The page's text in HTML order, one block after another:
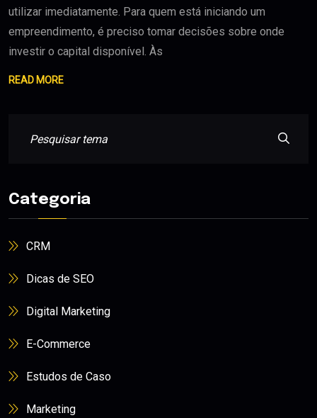
utilizar imediatamente. Para quem está iniciando um
empreendimento, é preciso tomar decisões sobre onde
investir o capital disponível. Às
READ MORE
Categoria
CRM
Dicas de SEO
Digital Marketing
E-Commerce
Estudos de Caso
Marketing